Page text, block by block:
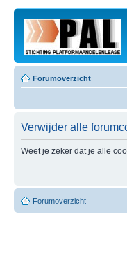
Forumoverzicht
Verwijder alle
Weet je zeker dat je alle
Forumoverzicht